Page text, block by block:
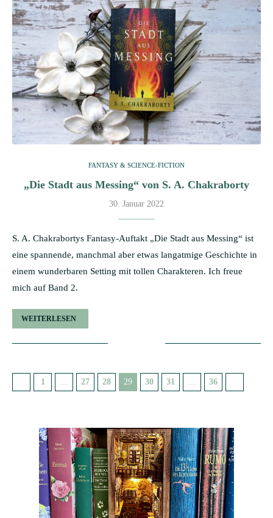
FANTASY & SCIENCE-FICTION
„Die Stadt aus Messing“ von S. A. Chakraborty
30. Januar 2022
S. A. Chakrabortys Fantasy-Auftakt „Die Stadt aus Messing“ ist
eine spannende, manchmal aber etwas langatmige Geschichte in
einem wunderbaren Setting mit tollen Charakteren. Ich freue
mich auf Band 2.
WEITERLESEN
1 … 27 28 29 30 31 … 36